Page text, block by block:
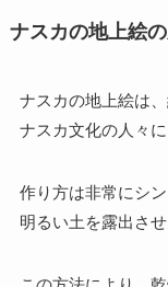
ナスカの地上絵
ナスカの地上絵は
ナスカ文化の人々
作り方は非常にシ
明るい土を露出さ